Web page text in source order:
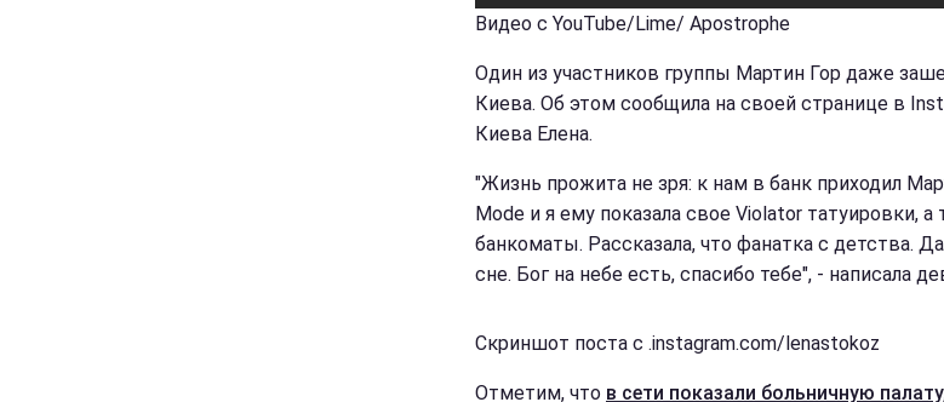
Видео с YouTube/Lime/ Apostrophe
Один из участников группы Мартин Гор даже
Киева. Об этом сообщила на своей странице в
Киева Елена.
"Жизнь прожита не зря: к нам в банк приходил
Mode и я ему показала свое Violator татуировки,
банкоматы. Рассказала, что фанатка с детства.
сне. Бог на небе есть, спасибо тебе", - написала
Скриншот поста с .instagram.com/lenastokoz
Отметим, что в сети показали больничную